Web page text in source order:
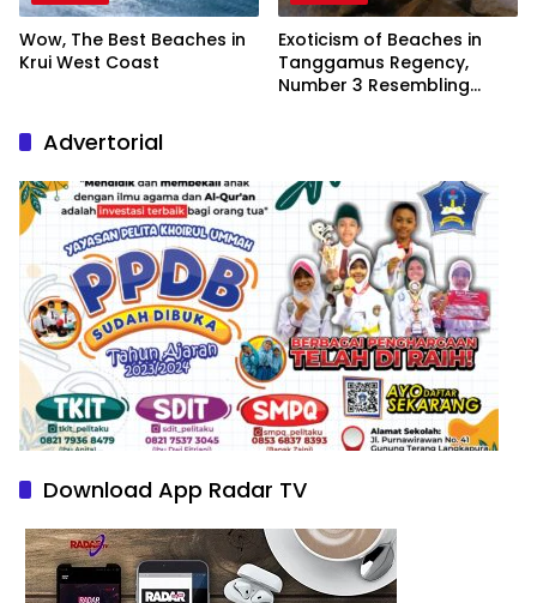
Wow, The Best Beaches in
Krui West Coast
Exoticism of Beaches in
Tanggamus Regency,
Number 3 Resembling
Advertorial
Download App Radar TV